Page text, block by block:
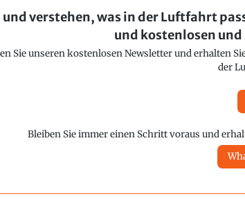
und verstehen, was in der Luftfahrt
und kostenlosen und
Sie unseren kostenlosen Newsletter und erhalten
der
Bleiben Sie immer einen Schritt voraus und